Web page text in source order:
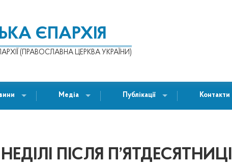
ЄПАРХІЯ
(ПРАВОСЛАВНА ЦЕРКВА УКРАЇНИ)
Медіа Публікації Контакти
ПІСЛЯ П’ЯТДЕСЯТНИЦІ